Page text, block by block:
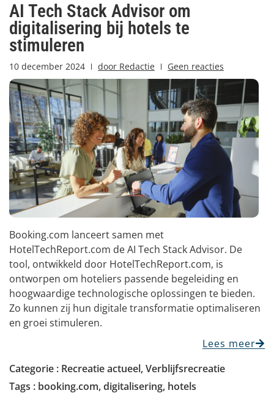
AI Tech Stack Advisor om
digitalisering bij hotels te
stimuleren
10 december 2024 door Redactie Geen reacties
Booking.com lanceert samen met
HotelTechReport.com de AI Tech Stack Advisor. De
tool, ontwikkeld door HotelTechReport.com, is
ontworpen om hoteliers passende begeleiding en
hoogwaardige technologische oplossingen te bieden.
Zo kunnen zij hun digitale transformatie optimaliseren
en groei stimuleren.
Lees meer
Categorie : Recreatie actueel,Verblijfsrecreatie
Tags : booking.com,digitalisering, hotels